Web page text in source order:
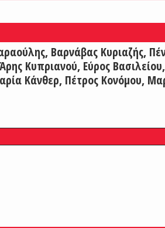
Βαρνάβας Κυριαζής,
Κυπριανού, Εύρος Βασιλείου,
Κάνθερ, Πέτρος Κονόμου,